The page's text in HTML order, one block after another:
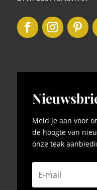
Meld je aan voor
de hoogte van
onze teak